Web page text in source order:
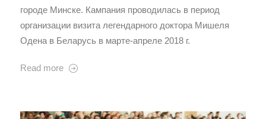
городе Минске. Кампания проводилась в период
организации визита легендарного доктора Мишеля
Одена в Беларусь в марте-апреле 2018 г.
Read more